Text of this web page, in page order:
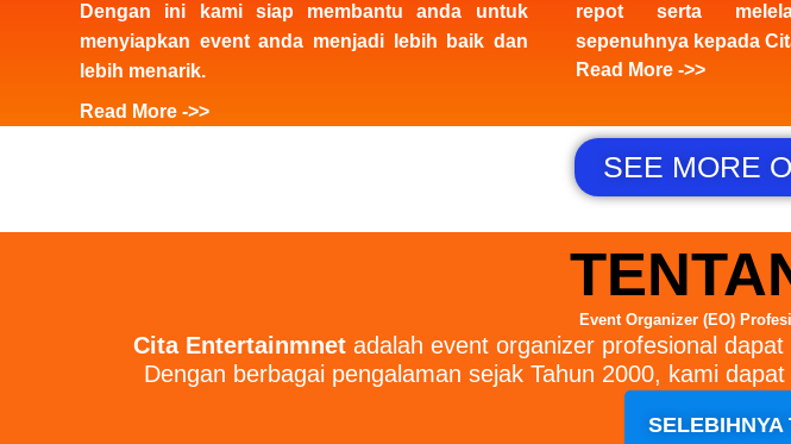
Dengan ini kami siap membantu anda untuk
menyiapkan event anda menjadi lebih baik dan
lebih menarik.
Read More ->>
repot serta
sepenuhnya kepada
Read More ->>
SEE MORE
Event Organizer (EO)
Cita Entertainmnet adalah event organizer profesional
Dengan berbagai pengalaman sejak Tahun 2000, kami
SELEBIHNYA